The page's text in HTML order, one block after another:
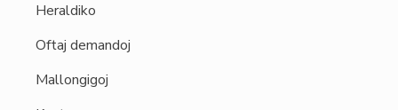
Heraldiko
Oftaj demandoj
Mallongigoj